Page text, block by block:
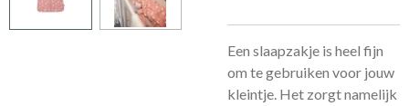
Een slaapzakje is heel fijn
om te gebruiken voor jouw
kleintje. Het zorgt namelijk